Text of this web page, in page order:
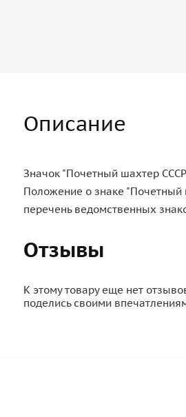
Описание
Значок "Почетный шахтер
Положение о знаке "Почетный
перечень ведомственных
Отзывы
К этому товару еще нет
поделись своими